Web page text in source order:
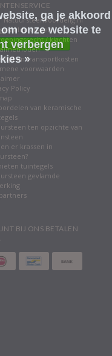
Natuursteenvoordelig.nl
vragen
/ klachten
en transportkosten
voorwaarden
Policy
van keramische
ten opzichte van
er krassen in
tuintegels
gevlamde
BIJ ONS BETALEN
ga je akkoord
onze website te
verbergen
»